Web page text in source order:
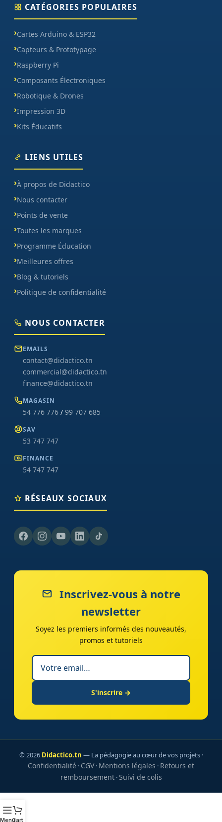
CATÉGORIES POPULAIRES
Cartes Arduino & ESP32
Capteurs & Prototypage
Raspberry Pi
Composants Électroniques
Robotique & Drones
Impression 3D
Kits Éducatifs
LIENS UTILES
À propos de Didactico
Nous contacter
Points de vente
Toutes les marques
Programme Éducation
Meilleures offres
Blog & tutoriels
Politique de confidentialité
NOUS CONTACTER
EMAILS
contact@didactico.tn
commercial@didactico.tn
finance@didactico.tn
MAGASIN
54 776 776 / 99 707 685
SAV
53 747 747
FINANCE
54 747 747
RÉSEAUX SOCIAUX
Inscrivez-vous à notre
newsletter
Soyez les premiers informés des nouveautés,
promos et tutoriels
S'inscrire →
© 2026 Didactico.tn — La pédagogie au cœur de vos projets ·
Confidentialité · CGV· Mentions légales · Retours et
remboursement·Suivi de colis
MenuCart